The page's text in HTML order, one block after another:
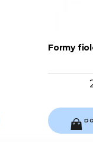
Formy